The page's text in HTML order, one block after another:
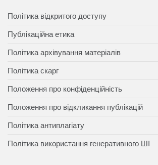
Політика відкритого доступу
Публікаційна етика
Політика архівування матеріалів
Політика скарг
Положення про конфіденційність
Положення про відкликання публікацій
Політика антиплагіату
Політика використання генеративного ШІ